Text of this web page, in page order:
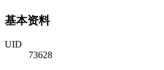
基本资料
UID
73628